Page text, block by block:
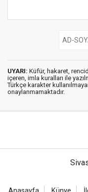
UYARI: Küfür, hakaret,
içeren, imla kuralları ile
Türkçe karakter
onaylanmamaktadır.